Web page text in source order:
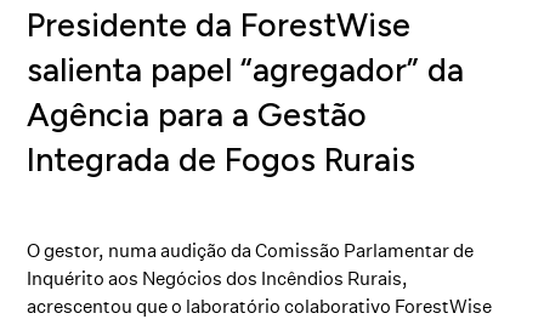
Presidente da ForestWise
salienta papel “agregador” da
Agência para a Gestão
Integrada de Fogos Rurais
O gestor, numa audição da Comissão Parlamentar de
Inquérito aos Negócios dos Incêndios Rurais,
acrescentou que o laboratório colaborativo ForestWise